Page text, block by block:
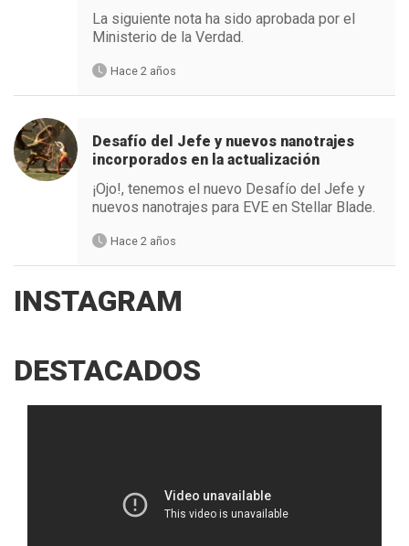
La siguiente nota ha sido aprobada por el
Ministerio de la Verdad.
Hace 2 años
Desafío del Jefe y nuevos nanotrajes
incorporados en la actualización
¡Ojo!, tenemos el nuevo Desafío del Jefe y
nuevos nanotrajes para EVE en Stellar Blade.
Hace 2 años
INSTAGRAM
DESTACADOS